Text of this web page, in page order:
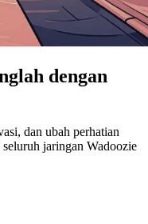
dengan
dan ubah perhatian
jaringan Wadoozie